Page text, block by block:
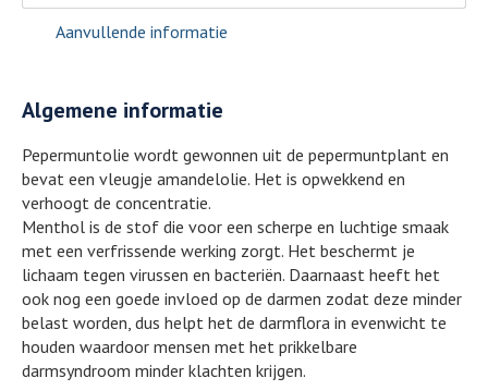
Aanvullende informatie
Algemene informatie
Pepermuntolie wordt gewonnen uit de pepermuntplant en
bevat een vleugje amandelolie. Het is opwekkend en
verhoogt de concentratie.
Menthol is de stof die voor een scherpe en luchtige smaak
met een verfrissende werking zorgt. Het beschermt je
lichaam tegen virussen en bacteriën. Daarnaast heeft het
ook nog een goede invloed op de darmen zodat deze minder
belast worden, dus helpt het de darmflora in evenwicht te
houden waardoor mensen met het prikkelbare
darmsyndroom minder klachten krijgen.